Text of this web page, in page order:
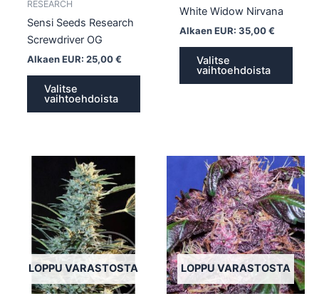
RESEARCH
Sensi Seeds Research
Screwdriver OG
Alkaen EUR: 25,00€
Valitse
vaihtoehdoista
White Widow Nirvana
Alkaen EUR: 35,00€
Valitse
vaihtoehdoista
LOPPU VARASTOSTA
useampi
muunnelma.
tehdä
valinnat
LOPPU VARASTOSTA
Tällä
on
Voit
tehdä